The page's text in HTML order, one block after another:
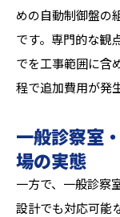
めの自動制御盤の
です。専門的な観
でを工事範囲に含
程で追加費用が発
一般診察室
場の実態
一方で、一般診察
設計でも対応可能